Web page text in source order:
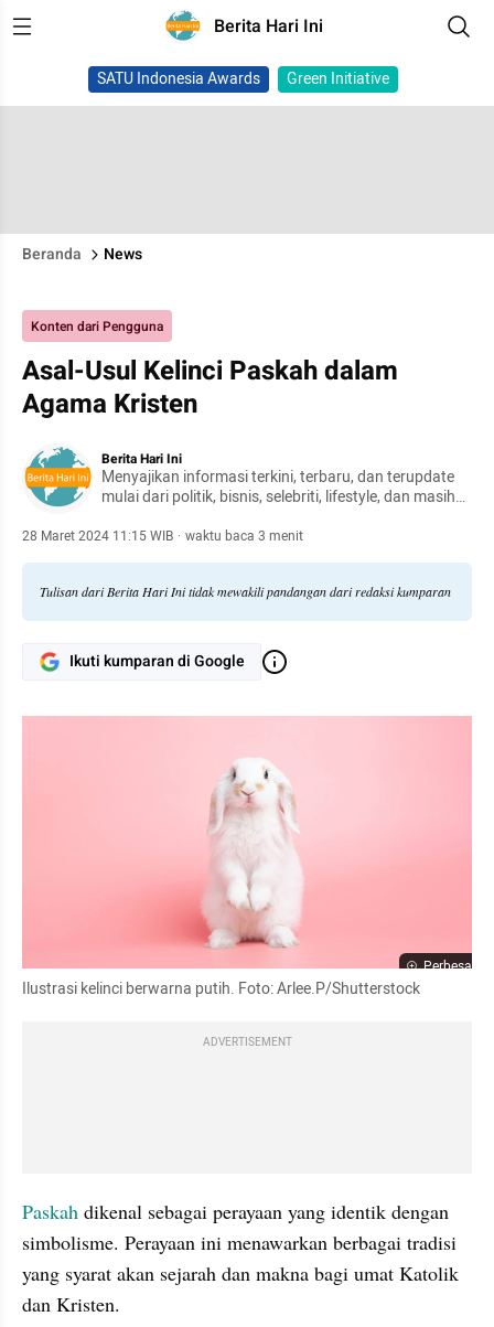
Berita Hari Ini
SATU Indonesia Awards Green Initiative
Beranda News
Konten dari Pengguna
Asal-Usul Kelinci Paskah dalam
Agama Kristen
Berita Hari Ini
Menyajikan informasi terkini, terbaru, dan terupdate
mulai dari politik, bisnis, selebriti, lifestyle, dan masih
28 Maret 2024 11:15 WIB · waktu baca 3 menit
Tulisan dari Berita Hari Ini tidak mewakili pandangan dari redaksi kumparan
Ikuti kumparan di Google
Perbesar
Ilustrasi kelinci berwarna putih. Foto: Arlee.P/Shutterstock
ADVERTISEMENT
Paskah dikenal sebagai perayaan yang identik dengan
simbolisme. Perayaan ini menawarkan berbagai tradisi
yang syarat akan sejarah dan makna bagi umat Katolik
dan Kristen.